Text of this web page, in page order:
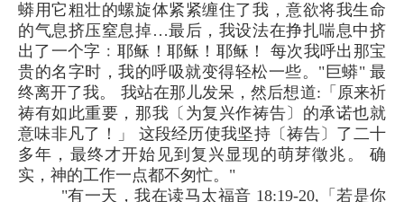
蟒用它粗壮的螺旋体紧紧缠住了我，意欲将我生命
的气息挤压窒息掉…最后，我设法在挣扎喘息中挤
出了一个字﹕耶稣！耶稣！耶稣！ 每次我呼出那宝
贵的名字时，我的呼吸就变得轻松一些。"巨蟒" 最
终离开了我。 我站在那儿发呆，然后想道:「原来祈
祷有如此重要，那我〔为复兴作祷告〕的承诺也就
意味非凡了！」 这段经历使我坚持〔祷告〕了二十
多年，最终才开始见到复兴显现的萌芽徵兆。 确
实，神的工作一点都不匆忙。"
"有一天，我在读马太福音 18:19-20,「若是你